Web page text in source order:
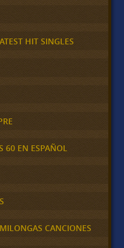
HIT SINGLES
60 EN ESPAÑOL
CANCIONES